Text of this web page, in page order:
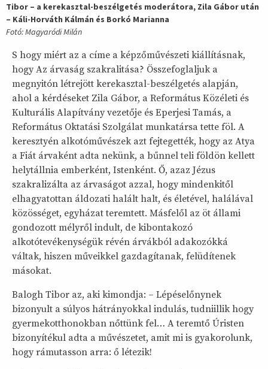
Tibor – a kerekasztal-beszélgetés moderátora, Zila Gábor után
– Káli-Horváth Kálmán és Borkó Marianna
Fotó: Magyaródi Milán
S hogy miért az a címe a képzőművészeti kiállításnak,
hogy Az árvaság szakralitása? Összefoglaljuk a
megnyitón létrejött kerekasztal-beszélgetés alapján,
ahol a kérdéseket Zila Gábor, a Református Közéleti és
Kulturális Alapítvány vezetője és Eperjesi Tamás, a
Református Oktatási Szolgálat munkatársa tette föl. A
keresztyén alkotóművészek azt fejtegették, hogy az Atya
a Fiát árvaként adta nekünk, a bűnnel teli földön kellett
helytállnia emberként, Istenként. Ő, azaz Jézus
szakralizálta az árvaságot azzal, hogy mindenkitől
elhagyatottan áldozati halált halt, és életével, halálával
közösséget, egyházat teremtett. Másfelől az öt állami
gondozott mélyről indult, de kibontakozó
alkotótevékenységük révén árvákból adakozókká
váltak, hiszen műveikkel gazdagítanak, felüdítenek
másokat.
Balogh Tibor az, aki kimondja: – Lépéselőnynek
bizonyult a súlyos hátrányokkal indulás, tudniillik hogy
gyermekotthonokban nőttünk fel… A teremtő Úristen
bizonyítékul adta a művészetet, amit mi is gyakorolunk,
hogy rámutasson arra: ő létezik!